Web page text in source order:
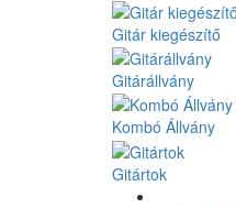
Gitár kiegészítő
Gitárállvány
Kombó Állvány
Gitártok